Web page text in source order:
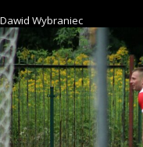
Dawid Wybraniec